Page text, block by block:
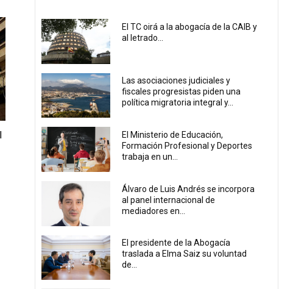
El TC oirá a la abogacía de la CAIB y
al letrado...
Las asociaciones judiciales y
fiscales progresistas piden una
política migratoria integral y...
El Ministerio de Educación,
Formación Profesional y Deportes
trabaja en un...
Álvaro de Luis Andrés se incorpora
al panel internacional de
mediadores en...
El presidente de la Abogacía
traslada a Elma Saiz su voluntad
de...